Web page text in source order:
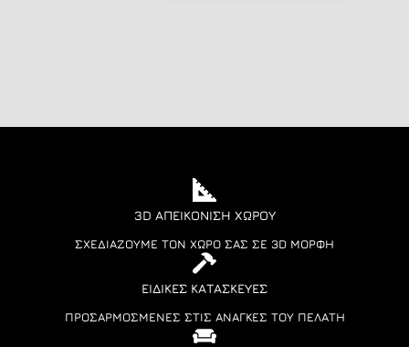
3D ΑΠΕΙΚΌΝΙΣΗ ΧΏΡΟΥ
ΣΧΕΔΙΆΖΟΥΜΕ ΤΟΝ ΧΏΡΟ ΣΑΣ ΣΕ 3D ΜΟΡΦΉ
ΕΙΔΙΚΈΣ ΚΑΤΑΣΚΕΥΈΣ
ΠΡΟΣΑΡΜΟΣΜΈΝΕΣ ΣΤΙΣ ΑΝΆΓΚΕΣ ΤΟΥ ΠΕΛΆΤΗ